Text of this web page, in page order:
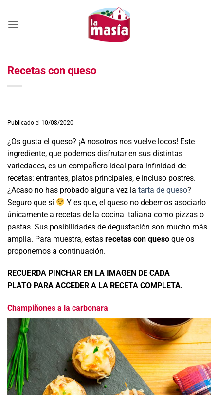
contenido
Recetas con queso
Publicado el 10/08/2020
¿Os gusta el queso? ¡A nosotros nos vuelve locos! Este
ingrediente, que podemos disfrutar en sus distintas
variedades, es un compañero ideal para infinidad de
recetas: entrantes, platos principales, e incluso postres.
¿Acaso no has probado alguna vez la tarta de queso?
Seguro que sí
Y es que, el queso no debemos asociarlo
únicamente a recetas de la cocina italiana como pizzas o
pastas. Sus posibilidades de degustación son mucho más
amplia. Para muestra, estas recetas con queso que os
proponemos a continuación.
RECUERDA PINCHAR EN LA IMAGEN DE CADA
PLATO PARA ACCEDER A LA RECETA COMPLETA.
Champiñones a la carbonara